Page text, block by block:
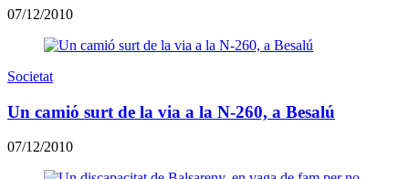
07/12/2010
Societat
Un camió surt de la via a la N-260, a Besalú
07/12/2010